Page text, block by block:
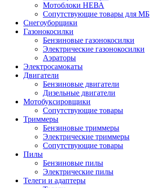
Мотоблоки НЕВА
Сопутствующие товары для МБ
Снегоуборщики
Газонокосилки
Бензиновые газонокосилки
Электрические газонокосилки
Аэраторы
Электросамокаты
Двигатели
Бензиновые двигатели
Дизельные двигатели
Мотобуксировщики
Сопутствующие товары
Триммеры
Бензиновые триммеры
Электрические триммеры
Сопутствующие товары
Пилы
Бензиновые пилы
Электрические пилы
Телеги и адаптеры